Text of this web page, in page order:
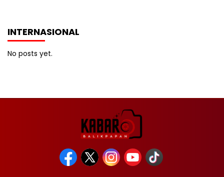
INTERNASIONAL
No posts yet.